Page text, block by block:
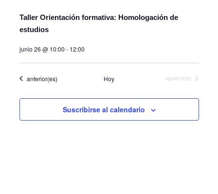
Taller Orientación formativa: Homologación de
estudios
junio 26 @ 10:00 - 12:00
Eventos
anterior(es) Hoy Eventos
siguiente(s)
Suscribirse al calendario